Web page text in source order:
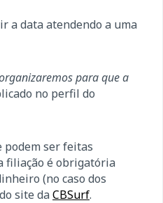
a data atendendo a uma
para que a
no perfil do
podem ser feitas
filiação é obrigatória
(no caso dos
site daCBSurf.